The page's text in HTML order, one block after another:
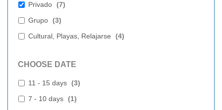
Privado (7)
Grupo (3)
Cultural, Playas, Relajarse
(4)
CHOOSE DATE
11 - 15 days (3)
7 - 10 days (1)